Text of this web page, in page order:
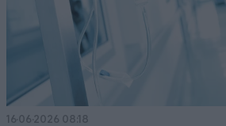
16·06·2026 08:18